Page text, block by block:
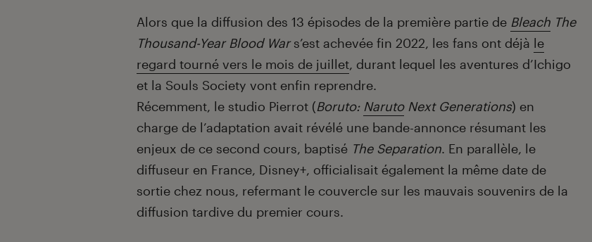
Introduction
Alors que la diffusion des 13 épisodes de la première partie de Bleach The
Thousand-Year Blood Wars’est achevée fin 2022, les fans ont déjà le
regard tourné vers le mois de juillet, durant lequel les aventures d’Ichigo
et la Souls Society vont enfin reprendre.
Récemment, le studio Pierrot (Boruto: NarutoNext Generations) en
charge de l’adaptation avait révélé une bande-annonce résumant les
enjeux de ce second cours, baptisé The Separation. En parallèle, le
diffuseur en France, Disney+, officialisait également la même date de
sortie chez nous, refermant le couvercle sur les mauvais souvenirs de la
diffusion tardive du premier cours.